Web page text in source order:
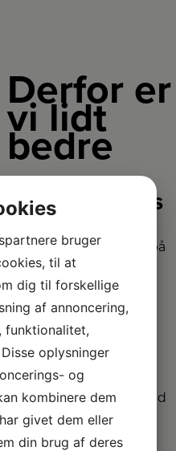
Derfor er
vi lidt
bedre
2+2 års
garanti
Vi har udvidet garanti på
udvalgte produkter
– så du er sikret i 4 år.
Stort
sortiment
Vi har et af Danmarks
største sortimenter med
alle de kendte
varemærker.
bruger
til at
dig til forskellige
af annoncering,
funktionalitet,
oplysninger
og
kombinere dem
givet dem eller
din brug af deres